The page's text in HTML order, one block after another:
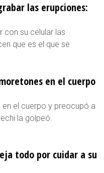
las erupciones:
con su celular las
que es el que se
en el cuerpo
el cuerpo y preocupó a
la golpeó.
todo por cuidar a su